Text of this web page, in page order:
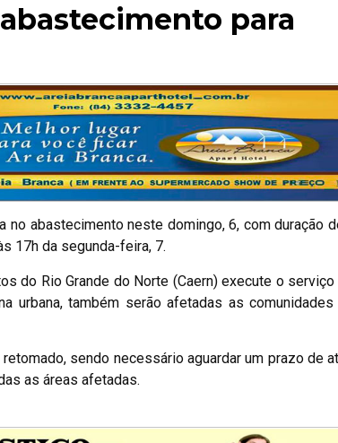
para
no abastecimento neste domingo, 6, com duração
17h da segunda-feira, 7.
do Rio Grande do Norte (Caern) execute o serviço
urbana, também serão afetadas as comunidades
sendo necessário aguardar um prazo de
as áreas afetadas.